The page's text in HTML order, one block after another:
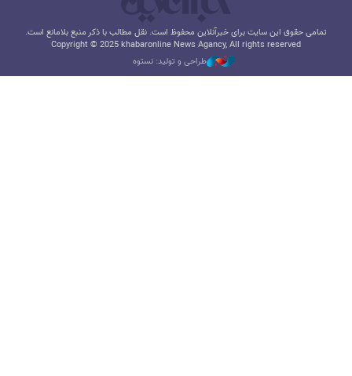
تمامی حقوق این سایت برای خبرآنلاین محفوظ است. نقل مطالب با ذکر منبع بلامانع است.
Copyright © 2025 khabaronline News Agancy, All rights reserved
طراحی و تولید: نستوه